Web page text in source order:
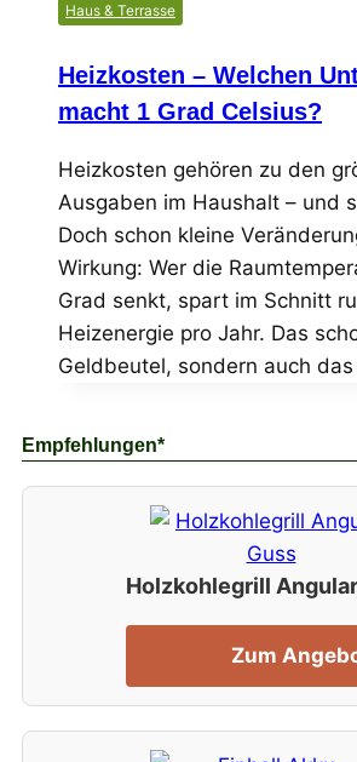
Haus & Terrasse
Heizkosten – Welchen
macht 1 Grad Celsius?
Heizkosten gehören zu den
Ausgaben im Haushalt – und
Doch schon kleine
Wirkung: Wer die
Grad senkt, spart im Schnitt
Heizenergie pro Jahr. Das
Geldbeutel, sondern auch das
Empfehlungen*
Holzkohlegrill
Zum